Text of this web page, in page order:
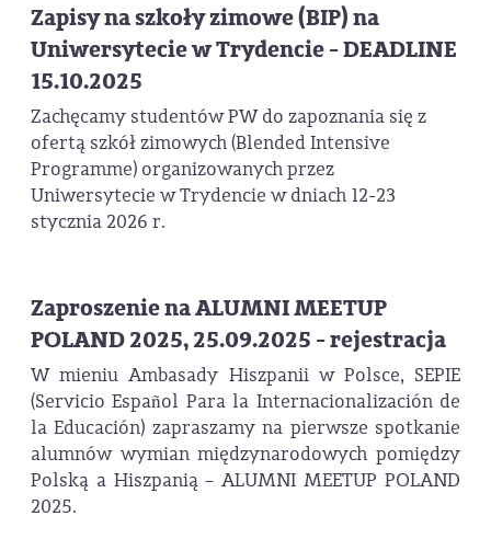
Zapisy na szkoły zimowe (BIP) na
Uniwersytecie w Trydencie - DEADLINE
15.10.2025
Zachęcamy studentów PW do zapoznania się z
ofertą szkół zimowych (Blended Intensive
Programme) organizowanych przez
Uniwersytecie w Trydencie w dniach 12-23
stycznia 2026 r.
Zaproszenie na ALUMNI MEETUP
POLAND 2025, 25.09.2025 - rejestracja
W mieniu Ambasady Hiszpanii w Polsce, SEPIE
(Servicio Español Para la Internacionalización de
la Educación) zapraszamy na pierwsze spotkanie
alumnów wymian międzynarodowych pomiędzy
Polską a Hiszpanią – ALUMNI MEETUP POLAND
2025.